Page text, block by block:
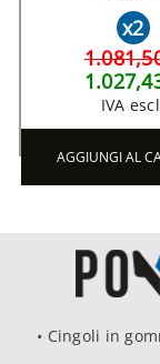
x2
IVA
AGGIUNGI AL
• Cingoli in